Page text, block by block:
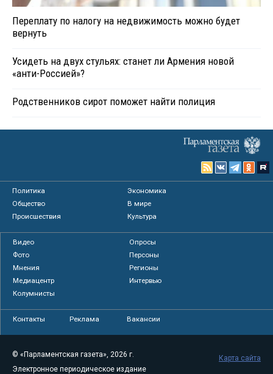
Переплату по налогу на недвижимость можно будет
вернуть
Усидеть на двух стульях: станет ли Армения новой
«анти-Россией»?
Родственников сирот поможет найти полиция
Политика
Экономика
Общество
В мире
Происшествия
Культура
Видео
Опросы
Фото
Персоны
Мнения
Регионы
Медиацентр
Интервью
Колумнисты
Контакты Реклама Вакансии
© «Парламентская газета», 2026 г.
Электронное периодическое издание
Карта сайта